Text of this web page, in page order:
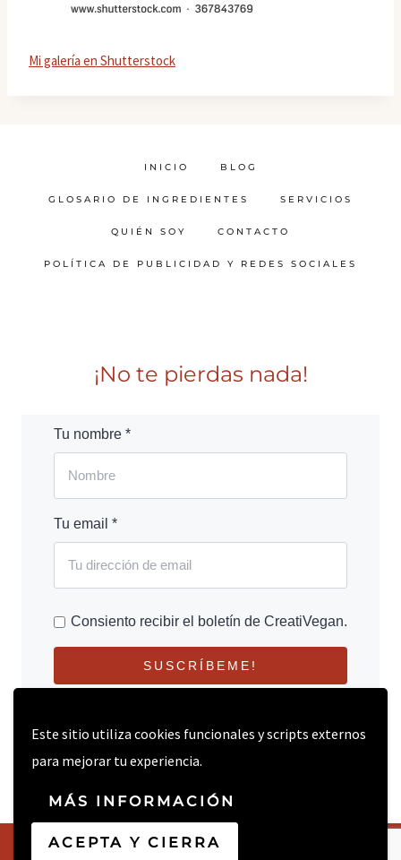
Este sitio utiliza cookies funcionales y scripts externos
para mejorar tu experiencia.
MÁS INFORMACIÓN
ACEPTA Y CIERRA
Mi galería en Shutterstock
INICIO BLOG
GLOSARIO DE INGREDIENTES SERVICIOS
QUIÉN SOY CONTACTO
POLÍTICA DE PUBLICIDAD Y REDES SOCIALES
¡No te pierdas nada!
Tu nombre *
Tu email *
Consiento recibir el boletín de CreatiVegan.
SUSCRÍBEME!